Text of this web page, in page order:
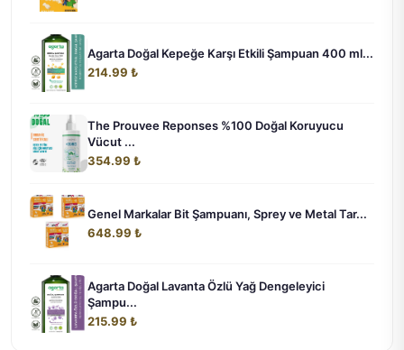
Agarta Doğal Kepeğe Karşı Etkili Şampuan 400 ml...
214.99 ₺
The Prouvee Reponses %100 Doğal Koruyucu
Vücut ...
354.99 ₺
Genel Markalar Bit Şampuanı, Sprey ve Metal Tar...
648.99 ₺
Agarta Doğal Lavanta Özlü Yağ Dengeleyici
Şampu...
215.99 ₺